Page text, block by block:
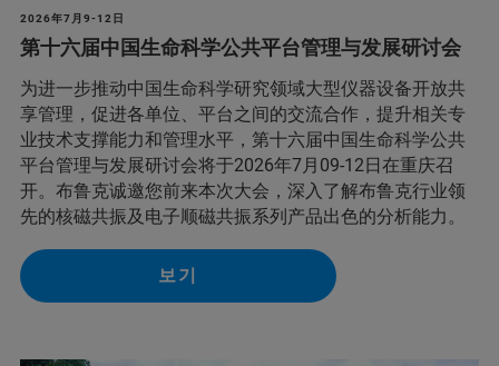
2026年7月9-12日
第十六届中国生命科学公共平台管理与发展研讨会
为进一步推动中国生命科学研究领域大型仪器设备开放共
享管理，促进各单位、平台之间的交流合作，提升相关专
业技术支撑能力和管理水平，第十六届中国生命科学公共
平台管理与发展研讨会将于2026年7月09-12日在重庆召
开。布鲁克诚邀您前来本次大会，深入了解布鲁克行业领
先的核磁共振及电子顺磁共振系列产品出色的分析能力。
보기